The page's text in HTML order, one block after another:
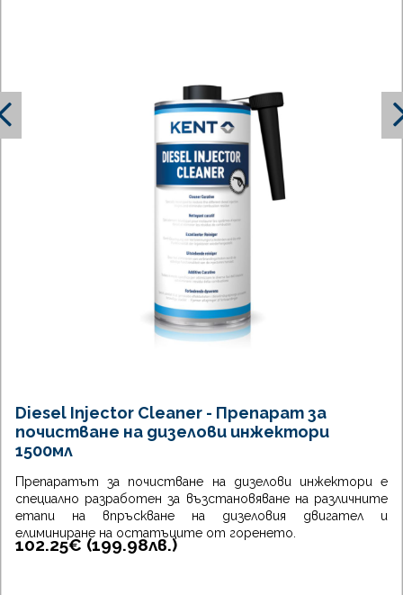
Diesel Injector Cleaner - Препарат за
почистване на дизелови инжектори
1500мл
Препаратът за почистване на дизелови инжектори е
специално разработен за възстановяване на различните
етапи на впръскване на дизеловия двигател и
елиминиране на остатъците от горенето.
102.25€ (199.98лв.)